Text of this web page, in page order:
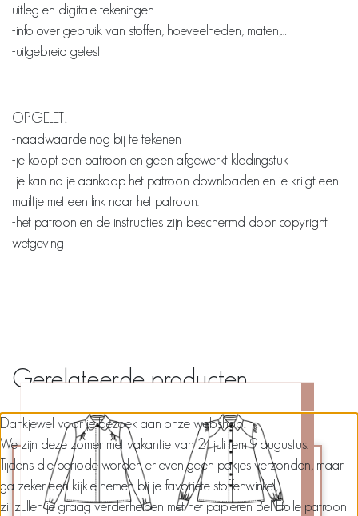
uitleg en digitale tekeningen
-info over gebruik van stoffen, hoeveelheden, maten,…
-uitgebreid getest
OPGELET!
-naadwaarde nog bij te tekenen
-je koopt een patroon en geen afgewerkt kledingstuk
-je kan na je aankoop het patroon downloaden en je krijgt een
mailtje met een link naar het patroon.
-het patroon en de instructies zijn beschermd door copyright
wetgeving
Gerelateerde producten
Dankjewel voor je bezoek aan onze webshop!
We zijn deze zomer met vakantie van 24 juli tem 9 augustus.
Tijdens die periode worden er even geen pakjes verzonden, maar
ga zeker een kijkje nemen bij je favoriete stoffenwinkel,
zij zullen je graag verderhelpen met het papieren Bel’Etoile patroon